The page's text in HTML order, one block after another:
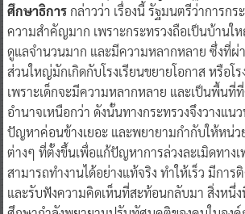
ศึกษาธิการกล่าวว่า เรื่องนี้ รัฐมนตรีว่าการกร
ความสำคัญมาก เพราะกระทรวงถือเป็นบ้านใ
ดูแลจำนวนมาก และมีความหลากหลาย ซึ่งที่
ส่วนใหญ่มักเกิดกับโรงเรียนขยายโอกาส หรือโ
เพราะเด็กจะมีความหลากหลาย และเป็นพื้น
อำนาจเหนือกว่า ดังนั้นทางกระทรวงจึงวางแน
ปัญหาค่อนข้างเยอะ และพยายามกำกับให้หน่ว
ต่างๆ ที่ตั้งขึ้นเพื่อแก้ปัญหาการล่วงละเมิดทางเ
สามารถทำงานได้อย่างแท้จริง ทำให้เร็ว มีกา
และรับฟังความคิดเห็นที่สะท้อนกลับมา สิ่งหนึ่